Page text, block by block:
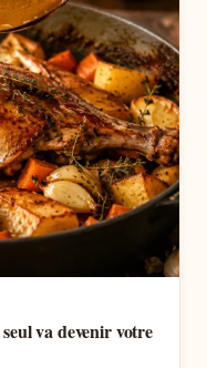
va devenir votre